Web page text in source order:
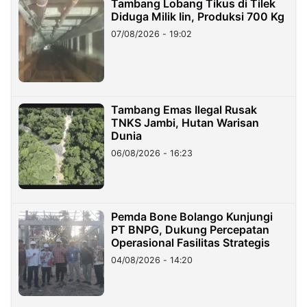
Tambang Lobang Tikus di Tilek
Diduga Milik Iin, Produksi 700 Kg
07/08/2026 - 19:02
Tambang Emas Ilegal Rusak
TNKS Jambi, Hutan Warisan
Dunia
06/08/2026 - 16:23
Pemda Bone Bolango Kunjungi
PT BNPG, Dukung Percepatan
Operasional Fasilitas Strategis
04/08/2026 - 14:20